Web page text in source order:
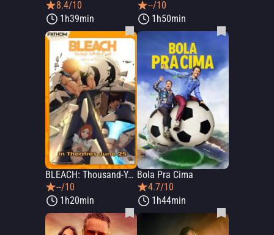
8.4/10
1h39min
--/10
1h50min
BLEACH: Thousand-Year Blood War - The Calamity
--/10
1h20min
Bola Pra Cima
4.7/10
1h44min